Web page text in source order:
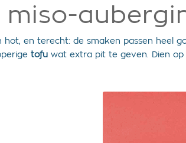
miso-
hot, en terecht: de smaken passen heel
tofu wat extra pit te geven. Dien